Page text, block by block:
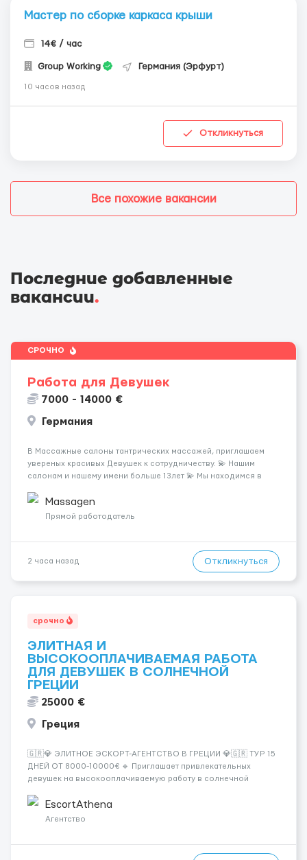
Мастер по сборке каркаса крыши
14€ / час
Group Working Германия (Эрфурт)
10 часов назад
Откликнуться
Все похожие вакансии
Последние добавленные
вакансии.
СРОЧНО
Работа для Девушек
7000 - 14000 €
Германия
В Массажные салоны тантрических массажей, приглашаем
увереных красивых Девушек к сотрудничеству. 💫 Нашим
салонам и нашему имени больше 13лет 💫 Мы находимся в
заработная плата 💚Мы гарантируем Наличие работы. Поток 💝
incall / Out...
Massagen
Прямой работодатель
2 часа назад Откликнуться
срочно
ЭЛИТНАЯ И
ВЫСОКООПЛАЧИВАЕМАЯ РАБОТА
ДЛЯ ДЕВУШЕК В СОЛНЕЧНОЙ
ГРЕЦИИ
25000 €
Греция
🇬🇷💎 ЭЛИТНОЕ ЭСКОРТ-АГЕНТСТВО В ГРЕЦИИ 💎🇬🇷 ТУР 15
ДНЕЙ ОТ 8000-10000€ 🔹 Приглашает привлекательных
девушек на высокооплачиваемую работу в солнечной
хорошие деньги 💶 — это предложение для тебя! 🔹
Требования: ✔️ Возраст от ...
EscortAthena
Агентство